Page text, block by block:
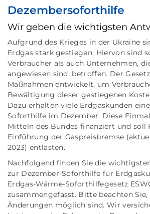
Dezembersoforthilfe
Wir geben die wichtigsten
Aufgrund des Krieges in der Ukraine
Erdgas stark gestiegen. Hiervon sind
Verbraucher als auch Unternehmen,
angewiesen sind, betroffen. Der
Maßnahmen entwickelt, um
Bewältigung dieser gestiegenen
Dazu erhalten viele Erdgaskunden
Soforthilfe im Dezember. Diese
Mitteln des Bundes finanziert und soll
Einführung der Gaspreisbremse
2023) entlasten.
Nachfolgend finden Sie die
zur Dezember-Soforthilfe für
Erdgas-Wärme-Soforthilfegesetz
zusammengefasst. Bitte beachten
Änderungen möglich sind. Wir